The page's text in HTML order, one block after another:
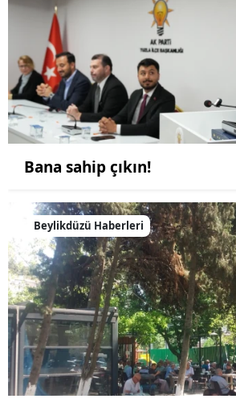
Bana sahip çıkın!
Beylikdüzü Haberleri